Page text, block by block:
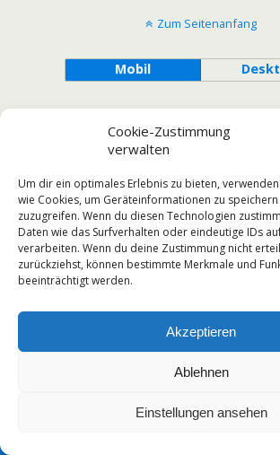
Cookie-Zustimmung
verwalten
Um dir ein optimales Erlebnis zu bieten,
wie Cookies, um Geräteinformationen zu
zuzugreifen. Wenn du diesen Technologien
Daten wie das Surfverhalten oder eindeutige IDs
verarbeiten. Wenn du deine Zustimmung nicht
zurückziehst, können bestimmte Merkmale und
beeinträchtigt werden.
Akzeptieren
Ablehnen
Einstellungen ansehen
Zum Seitenanfang
Mobil